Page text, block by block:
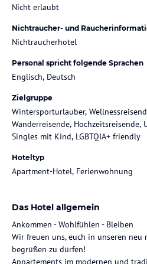
Nicht erlaubt
Nichtraucher- und
Nichtraucherhotel
Personal spricht folgende Sprachen
Englisch, Deutsch
Zielgruppe
Wintersporturlauber,
Wanderreisende, Hochzeitsreisende,
Singles mit Kind, LGBTQIA+ friendly
Hoteltyp
Apartment-Hotel, Ferienwohnung
Das Hotel allgemein
Ankommen - Wohlfühlen - Bleiben
Wir freuen uns, euch in unseren neu
begrüßen zu dürfen!
Appartements im modernen und